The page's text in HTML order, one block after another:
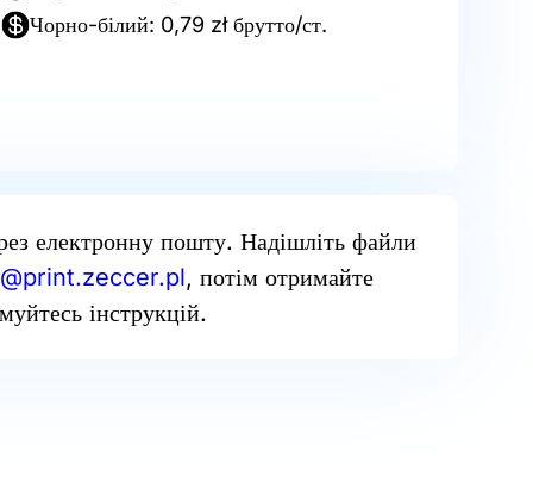
Чорно-білий: 0,79 zł брутто/ст.
електронну пошту. Надішліть файли
, потім отримайте
інструкцій.